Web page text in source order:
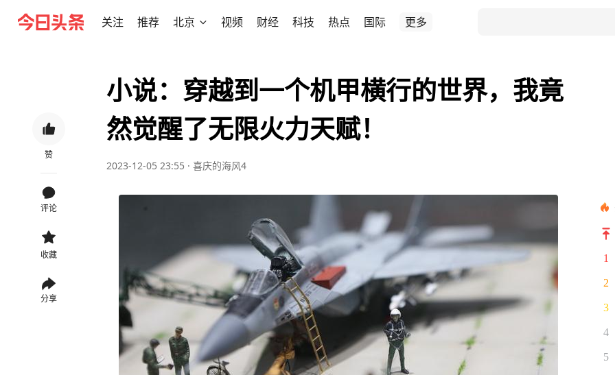
关注 推荐 北京 视频 财经 科技 热点 国际 更多
赞
评论
收藏
分享
小说：穿越到一个机甲横行的世界，我竟
然觉醒了无限火力天赋！
2023-12-05 23:55 · 喜庆的海风4
1
2
3
4
5